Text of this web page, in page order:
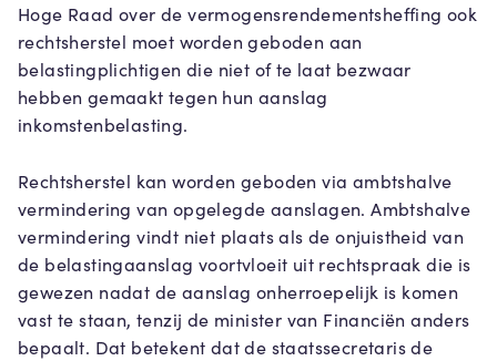
Hoge Raad over de vermogensrendementsheffing ook
rechtsherstel moet worden geboden aan
belastingplichtigen die niet of te laat bezwaar
hebben gemaakt tegen hun aanslag
inkomstenbelasting.
Rechtsherstel kan worden geboden via ambtshalve
vermindering van opgelegde aanslagen. Ambtshalve
vermindering vindt niet plaats als de onjuistheid van
de belastingaanslag voortvloeit uit rechtspraak die is
gewezen nadat de aanslag onherroepelijk is komen
vast te staan, tenzij de minister van Financiën anders
bepaalt. Dat betekent dat de staatssecretaris de